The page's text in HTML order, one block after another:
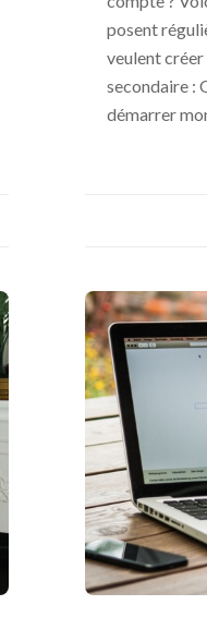
posent
veulent
secondaire :
démarrer